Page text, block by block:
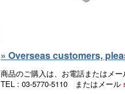
» Overseas customers,
商品のご購入は、お電話またはメ
TEL : 03-5770-5110 またはメール